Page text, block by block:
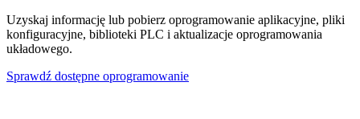
Uzyskaj informację lub pobierz oprogramowanie aplikacyjne, pliki
konfiguracyjne, biblioteki PLC i aktualizacje oprogramowania
układowego.
Sprawdź dostępne oprogramowanie